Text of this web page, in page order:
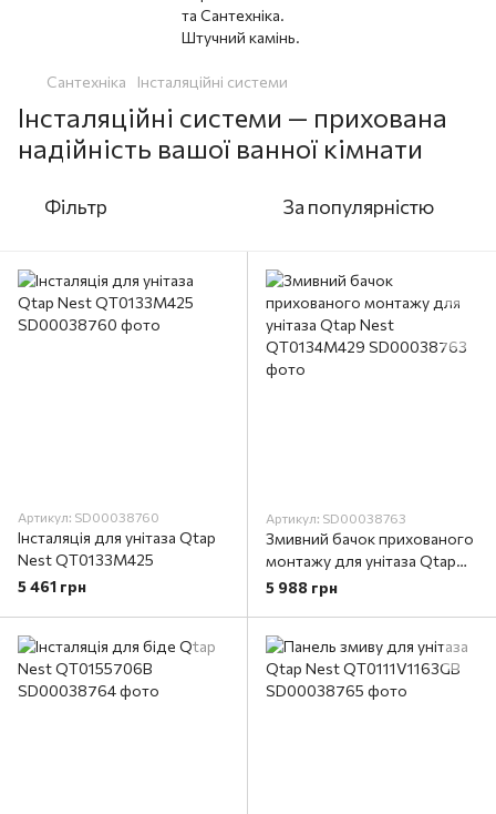
Сантехніка Інсталяційні системи
Інсталяційні системи — прихована
надійність вашої ванної кімнати
Фільтр За популярністю
Артикул: SD00038760
Інсталяція для унітаза Qtap
Nest QT0133M425
5 461 грн
Артикул: SD00038763
Змивний бачок прихованого
монтажу для унітаза Qtap
Nest QT0134M429
5 988 грн